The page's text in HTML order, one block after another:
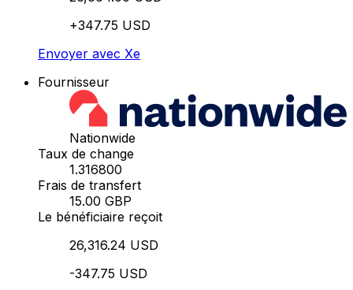
+347.75 USD
Envoyer avec Xe
Fournisseur
Nationwide
Taux de change
1.316800
Frais de transfert
15.00 GBP
Le bénéficiaire reçoit
26,316.24 USD
-347.75 USD